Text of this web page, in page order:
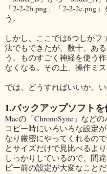
「2-2-2b.png」「2-2-2c.png
う。
しかし、ここでは6つしか
法でもできたが、数十、あ
う。ものすごく神経を使う
なくなる。その上、操作ミ
では、どうすればいいか。い
1.バックアップソフトを
Macの「ChronoSync」など
コピー時にいろいろな設定
なり厳密にやってくれるの
とサイズだけで見比べるよ
しっかりしているので、間
ピー前の設定が大変なこと